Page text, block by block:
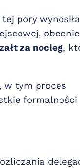
pory
za nocleg,
w tym proces
formalności